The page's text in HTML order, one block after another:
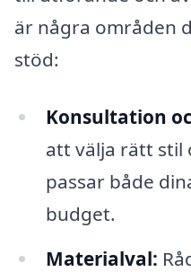
är några områden
stöd:
Konsultation
att välja rätt stil
passar både
budget.
Materialval: